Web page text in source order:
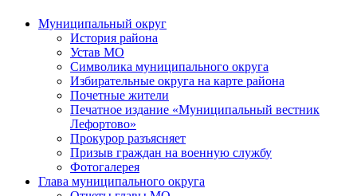
Муниципальный округ
История района
Устав МО
Символика муниципального округа
Избирательные округа на карте района
Почетные жители
Печатное издание «Муниципальный вестник
Лефортово»
Прокурор разъясняет
Призыв граждан на военную службу
Фотогалерея
Глава муниципального округа